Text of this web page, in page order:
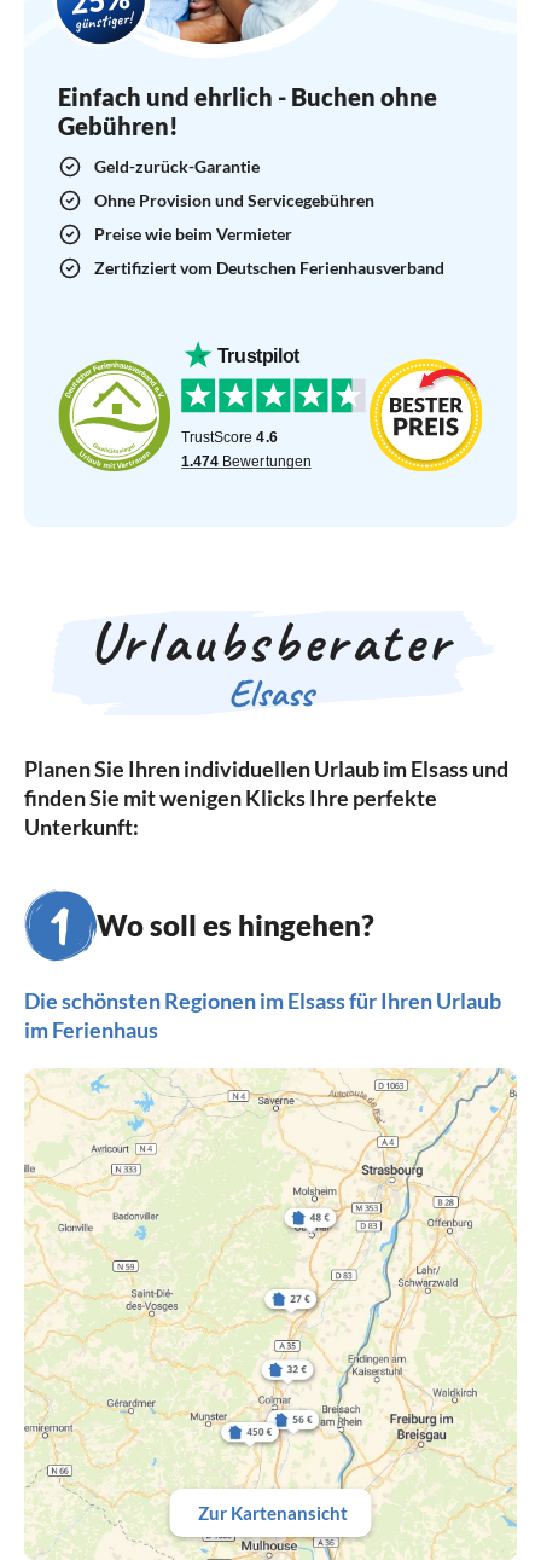
Einfach und ehrlich - Buchen ohne
Gebühren!
Geld-zurück-Garantie
Ohne Provision und Servicegebühren
Preise wie beim Vermieter
Zertifiziert vom Deutschen Ferienhausverband
Urlaubsberater
Elsass
Planen Sie Ihren individuellen Urlaub im Elsass und
finden Sie mit wenigen Klicks Ihre perfekte
Unterkunft:
Wo soll es hingehen?
Die schönsten Regionen im Elsass für Ihren Urlaub
im Ferienhaus
Zur Kartenansicht